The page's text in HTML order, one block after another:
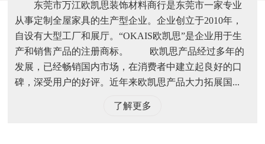
东莞市万江欧凯思装饰材料商行是东莞市一家专业
从事定制全屋家具的生产型企业。企业创立于2010年，
自设有大型工厂和展厅。“OKAIS欧凯思”是企业用于生
产和销售产品的注册商标。 欧凯思产品经过多年的
发展，已经畅销国内市场，在消费者中建立起良好的口
碑，深受用户的好评。近年来欧凯思产品大力拓展国...
了解更多